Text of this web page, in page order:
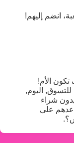
تكون الأم!
اليوم,
شراء
على